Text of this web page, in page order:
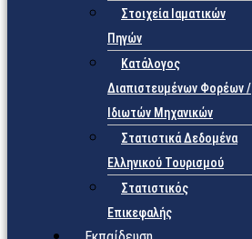
Στοιχεία Ιαματικών
Πηγών
Κατάλογος
Διαπιστευμένων Φορέων /
Ιδιωτών Μηχανικών
Στατιστικά Δεδομένα
Ελληνικού Τουρισμού
Στατιστικός
Επικεφαλής